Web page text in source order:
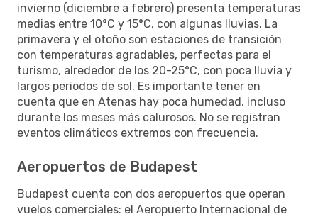
invierno (diciembre a febrero) presenta temperaturas
medias entre 10°C y 15°C, con algunas lluvias. La
primavera y el otoño son estaciones de transición
con temperaturas agradables, perfectas para el
turismo, alrededor de los 20-25°C, con poca lluvia y
largos periodos de sol. Es importante tener en
cuenta que en Atenas hay poca humedad, incluso
durante los meses más calurosos. No se registran
eventos climáticos extremos con frecuencia.
Aeropuertos de Budapest
Budapest cuenta con dos aeropuertos que operan
vuelos comerciales: el Aeropuerto Internacional de